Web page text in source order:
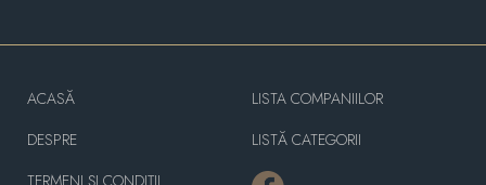
ACASĂ
DESPRE
TERMENI ȘI CONDIȚII
LISTA COMPANIILOR
LISTĂ CATEGORII